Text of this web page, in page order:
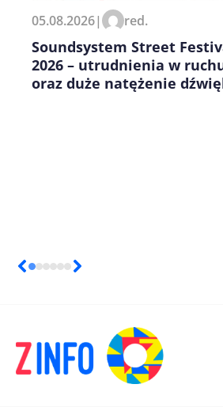
05.08.2026| red.
Soundsystem Street
2026 – utrudnienia w
oraz duże natężenie